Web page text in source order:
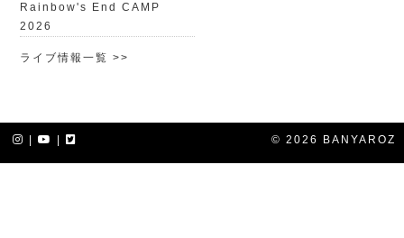
Rainbow's End CAMP
2026
ライブ情報一覧 >>
© 2026 BANYAROZ